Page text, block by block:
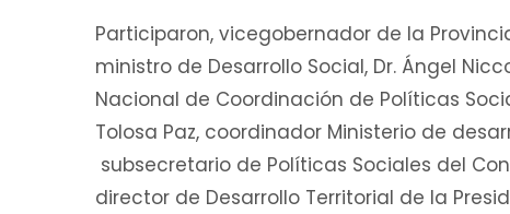
Participaron, vicegobernador de la
ministro de Desarrollo Social, Dr. Ángel
Nacional de Coordinación de Políticas
Tolosa Paz, coordinador Ministerio de
subsecretario de Políticas Sociales del
director de Desarrollo Territorial de la